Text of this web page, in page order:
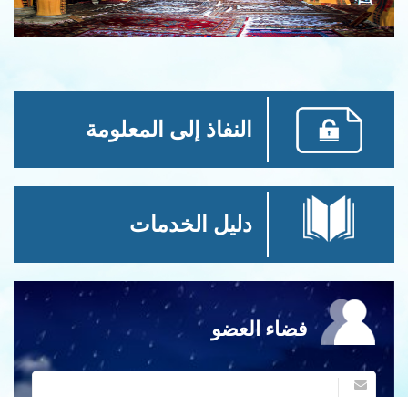
النفاذ إلى المعلومة
دليل الخدمات
فضاء العضو